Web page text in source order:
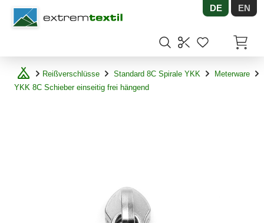
Shopware DE EN
Reißverschlüsse Standard 8C Spirale YKK
Meterware
YKK 8C Schieber einseitig frei hängend